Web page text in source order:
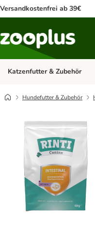
Versandkostenfrei ab 39€
Katzenfutter & Zubehör
Hundefutter & Zubehör